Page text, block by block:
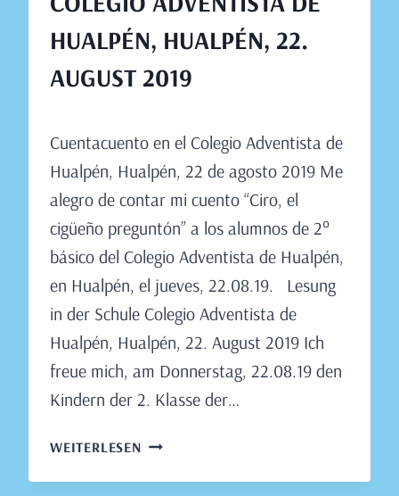
HUALPÉN, HUALPÉN, 22.
AUGUST 2019
Claudia
Engeler
Cuentacuento en el Colegio Adventista de
Hualpén, Hualpén, 22 de agosto 2019 Me
alegro de contar mi cuento “Ciro, el
cigüeño preguntón” a los alumnos de 2°
básico del Colegio Adventista de Hualpén,
en Hualpén, el jueves, 22.08.19. Lesung
in der Schule Colegio Adventista de
Hualpén, Hualpén, 22. August 2019 Ich
freue mich, am Donnerstag, 22.08.19 den
Kindern der 2. Klasse der…
WEITERLESENLESUNG
DER